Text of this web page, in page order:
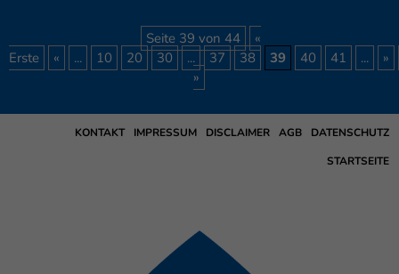
Seite 39 von 44
«
Erste
« ... 10 20 30 ... 37 38 39 40 41 ...
»
»
DATENSCHUTZ
AGB
DISCLAIMER
IMPRESSUM
KONTAKT
STARTSEITE